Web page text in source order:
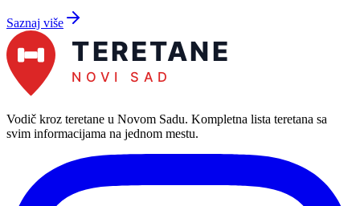
Saznaj više
Vodič kroz teretane u Novom Sadu. Kompletna lista teretana sa
svim informacijama na jednom mestu.